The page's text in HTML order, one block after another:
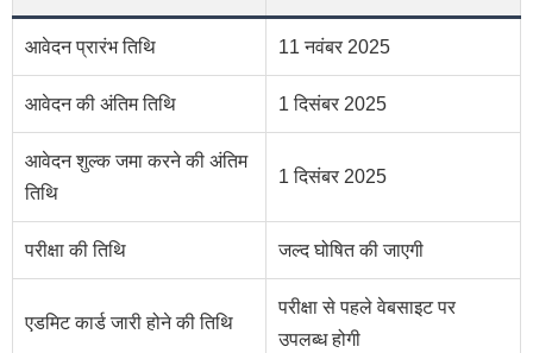
आवेदन प्रारंभ तिथि 11 नवंबर 2025
आवेदन की अंतिम तिथि 1 दिसंबर 2025
आवेदन शुल्क जमा करने की अंतिम
तिथि
1 दिसंबर 2025
परीक्षा की तिथि जल्द घोषित की जाएगी
एडमिट कार्ड जारी होने की तिथि
परीक्षा से पहले वेबसाइट पर
उपलब्ध होगी